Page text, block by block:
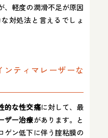
、軽度の潤滑不足が原因
対処法と言えるでしょ
ティマレーザーな
的な性交痛に対して、最
ザー治療があります。と
ゲン低下に伴う腟粘膜の